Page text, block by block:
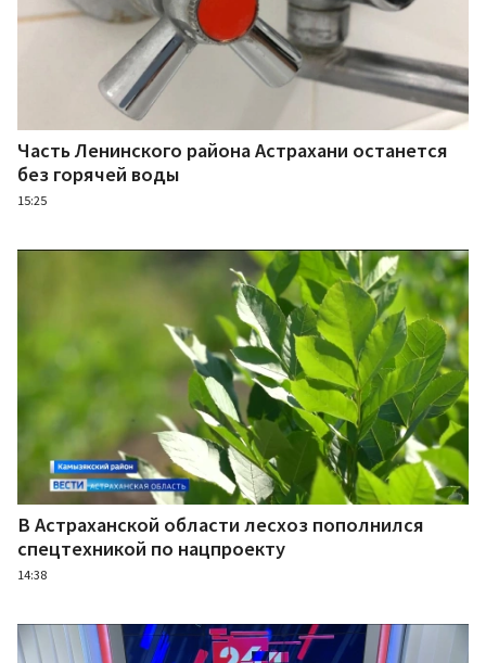
Часть Ленинского района Астрахани останется
без горячей воды
15:25
В Астраханской области лесхоз пополнился
спецтехникой по нацпроекту
14:38